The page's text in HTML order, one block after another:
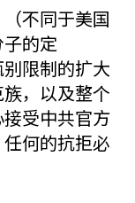
不同于美国
的定
限制的扩大
，以及整个
受中共官方
何的抗拒必